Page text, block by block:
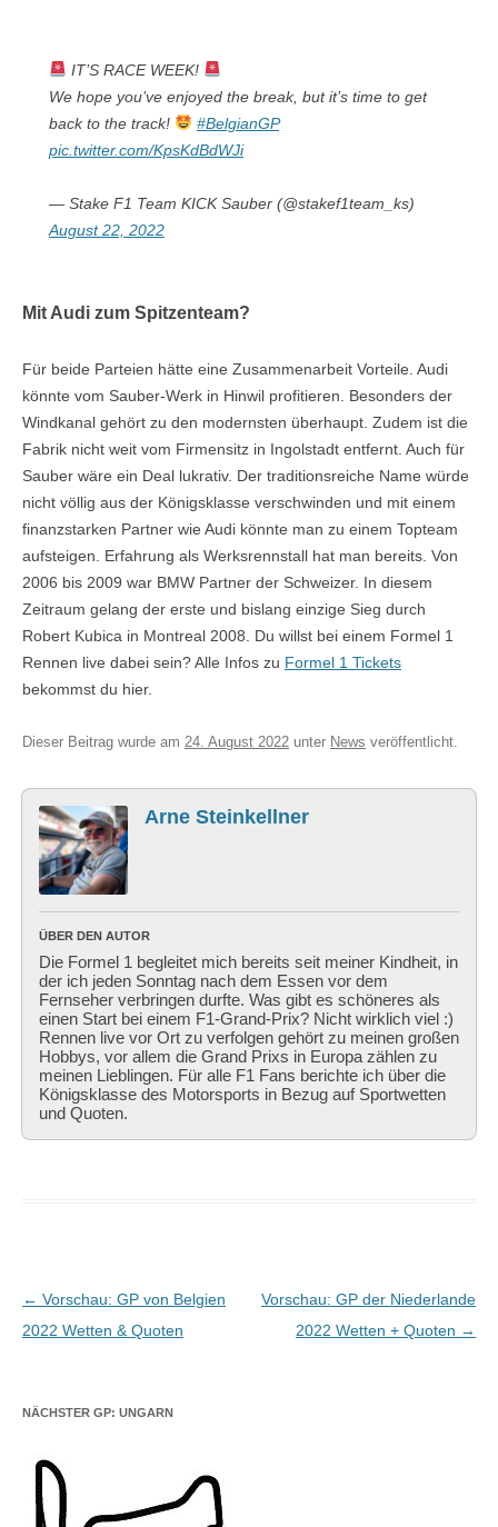
IT’S RACE WEEK!
We hope you’ve enjoyed the break, but it’s time to get
back to the track!
#BelgianGP
pic.twitter.com/KpsKdBdWJi
— Stake F1 Team KICK Sauber (@stakef1team_ks)
August 22, 2022
Mit Audi zum Spitzenteam?
Für beide Parteien hätte eine Zusammenarbeit Vorteile. Audi
könnte vom Sauber-Werk in Hinwil profitieren. Besonders der
Windkanal gehört zu den modernsten überhaupt. Zudem ist die
Fabrik nicht weit vom Firmensitz in Ingolstadt entfernt. Auch für
Sauber wäre ein Deal lukrativ. Der traditionsreiche Name würde
nicht völlig aus der Königsklasse verschwinden und mit einem
finanzstarken Partner wie Audi könnte man zu einem Topteam
aufsteigen. Erfahrung als Werksrennstall hat man bereits. Von
2006 bis 2009 war BMW Partner der Schweizer. In diesem
Zeitraum gelang der erste und bislang einzige Sieg durch
Robert Kubica in Montreal 2008. Du willst bei einem Formel 1
Rennen live dabei sein? Alle Infos zu Formel 1 Tickets
bekommst du hier.
Dieser Beitrag wurde am 24. August 2022 unter News veröffentlicht.
Arne Steinkellner
ÜBER DEN AUTOR
Die Formel 1 begleitet mich bereits seit meiner Kindheit, in
der ich jeden Sonntag nach dem Essen vor dem
Fernseher verbringen durfte. Was gibt es schöneres als
einen Start bei einem F1-Grand-Prix? Nicht wirklich viel :)
Rennen live vor Ort zu verfolgen gehört zu meinen großen
Hobbys, vor allem die Grand Prixs in Europa zählen zu
meinen Lieblingen. Für alle F1 Fans berichte ich über die
Königsklasse des Motorsports in Bezug auf Sportwetten
und Quoten.
Beitragsnavigation
← Vorschau: GP von Belgien
2022 Wetten & Quoten
Vorschau: GP der Niederlande
2022 Wetten + Quoten →
NÄCHSTER GP: UNGARN